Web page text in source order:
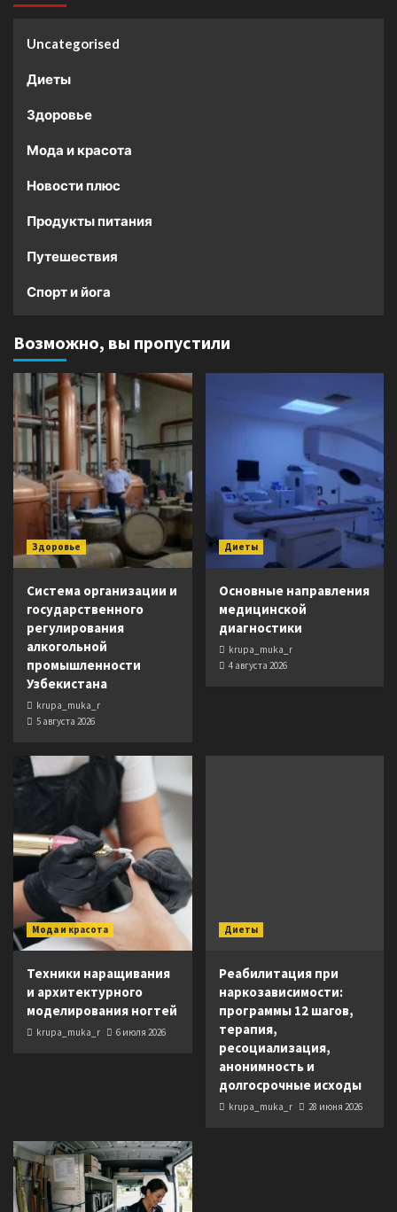
Uncategorised
Диеты
Здоровье
Мода и красота
Новости плюс
Продукты питания
Путешествия
Спорт и йога
Возможно, вы пропустили
Здоровье
Система организации и
государственного
регулирования
алкогольной
промышленности
Узбекистана
krupa_muka_r
5 августа 2026
Диеты
Основные направления
медицинской
диагностики
krupa_muka_r
4 августа 2026
Мода и красота
Техники наращивания
и архитектурного
моделирования ногтей
krupa_muka_r 6 июля 2026
Диеты
Реабилитация при
наркозависимости:
программы 12 шагов,
терапия,
ресоциализация,
анонимность и
долгосрочные исходы
krupa_muka_r 28 июня 2026